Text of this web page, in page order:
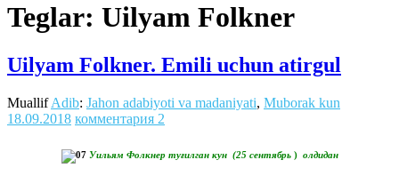
Teglar: Uilyam Folkner
Uilyam Folkner. Emili uchun atirgul
MuallifAdib: Jahon adabiyoti va madaniyati, Muborak kun
18.09.2018 комментария 2
Уильям Фолкнер туғилган кун (25 сентябрь ) олдидан